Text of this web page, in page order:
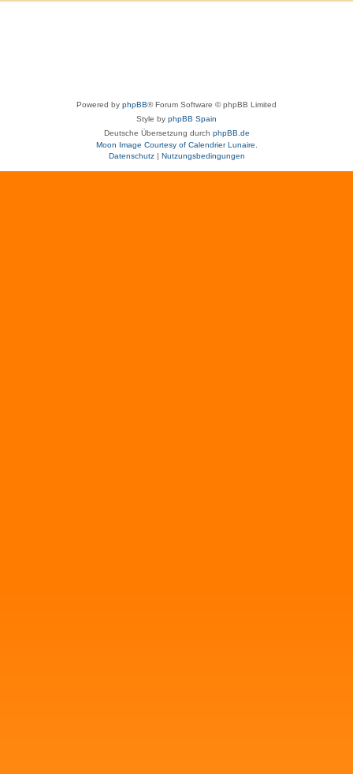
Powered by phpBB® Forum Software © phpBB Limited
Style by phpBB Spain
Deutsche Übersetzung durch phpBB.de
Moon Image Courtesy of Calendrier Lunaire.
Datenschutz| Nutzungsbedingungen